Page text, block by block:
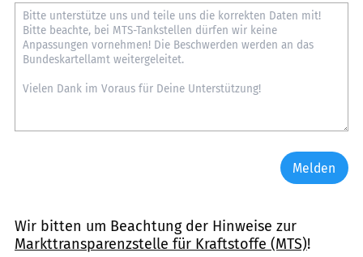
Melden
Wir bitten um Beachtung der Hinweise zur
Markttransparenzstelle für Kraftstoffe (MTS)!